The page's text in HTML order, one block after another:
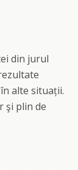
din jurul
alte situații.
şi plin de